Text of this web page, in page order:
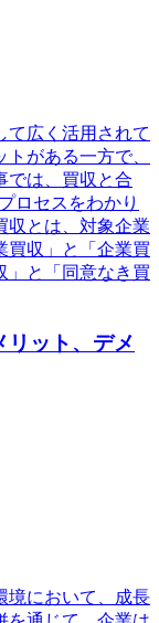
て広く活用されて
がある一方で、
では、買収と合
ロセスをわかり
収とは、対象企業
買収」と「企業買
」と「同意なき買
リット、デメ
境において、成長